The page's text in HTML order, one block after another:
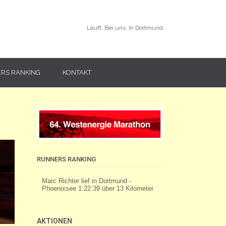
Läuft. Bei uns. In Dortmund.
RANKING KONTAKT
RUNNERS RANKING
AKTIONEN